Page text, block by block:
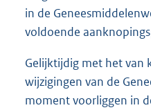
in de
voldoende
Gelijktijdig met het van
wijzigingen van de
moment voorliggen in